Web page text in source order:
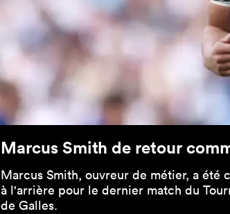
Marcus Smith de retour
Marcus Smith, ouvreur de métier, a été
à l'arrière pour le dernier match du
de Galles.